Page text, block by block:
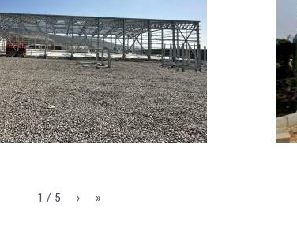
1 / 5 › »